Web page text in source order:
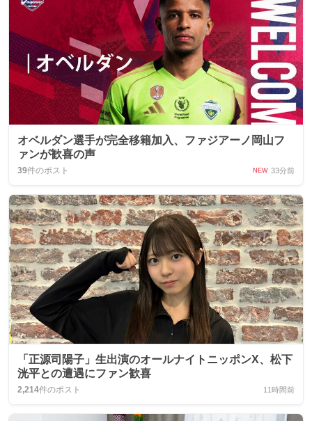
オベルダン選手が完全移籍加入、ファジアーノ岡山フ
ァンが歓喜の声
39件のポスト NEW 33分前
「正源司陽子」生出演のオールナイトニッポンX、松下
洸平との遭遇にファン歓喜
2,214件のポスト 11時間前